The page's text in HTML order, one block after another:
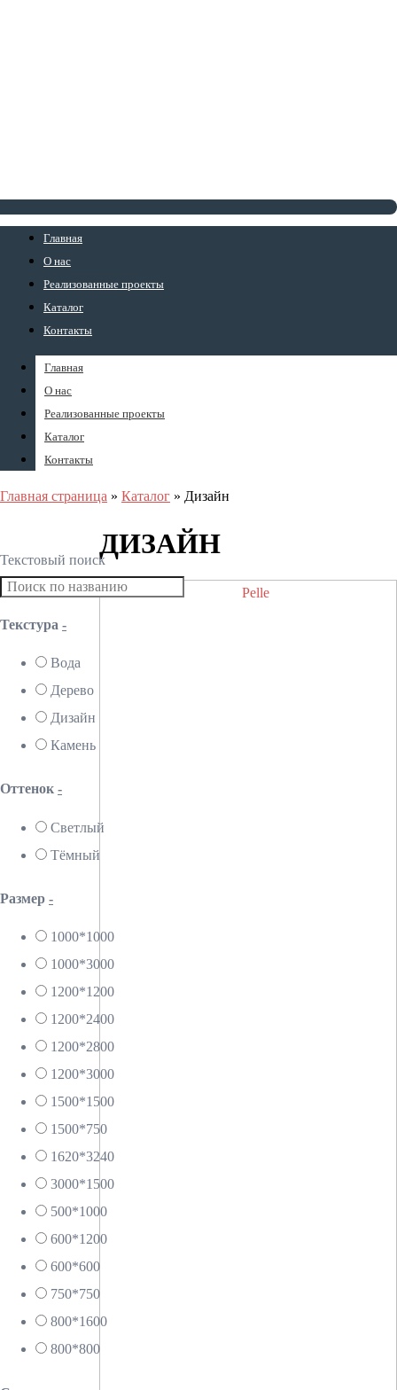
Главная
О нас
Реализованные проекты
Каталог
Контакты
Главная
О нас
Реализованные проекты
Каталог
Контакты
Главная страница » Каталог » Дизайн
Текстовый поиск
Текстура -
Вода
Дерево
Дизайн
Камень
Оттенок -
Светлый
Тёмный
Размер -
1000*1000
1000*3000
1200*1200
1200*2400
1200*2800
1200*3000
1500*1500
1500*750
1620*3240
3000*1500
500*1000
600*1200
600*600
750*750
800*1600
800*800
ДИЗАЙН